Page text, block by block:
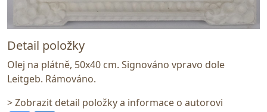
Detail položky
Olej na plátně, 50x40 cm. Signováno vpravo dole
Leitgeb. Rámováno.
> Zobrazit detail položky a informace o autorovi